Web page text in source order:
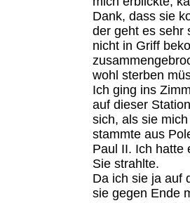
Dank, dass sie
der geht es sehr
nicht in Griff
wohl sterben
Ich ging ins
auf dieser
sich, als sie
stammte aus
Paul II. Ich hatte
Sie strahlte.
Da ich sie ja auf
sie gegen Ende